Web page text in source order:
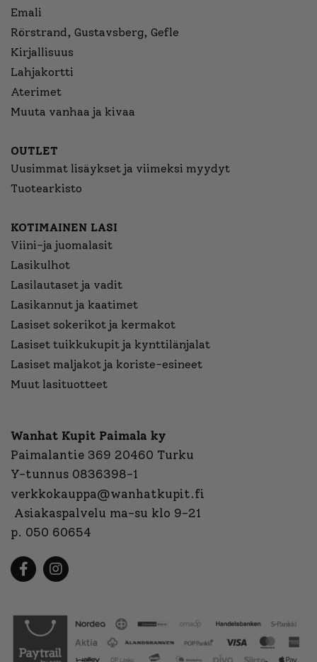
Emali
Rörstrand, Gustavsberg, Gefle
Kirjallisuus
Lahjakortti
Aterimet
Muuta vanhaa ja kivaa
OUTLET
Uusimmat lisäykset ja viimeksi myydyt
Tuotearkisto
KOTIMAINEN LASI
Viini-ja juomalasit
Lasikulhot
Lasilautaset ja vadit
Lasikannut ja kaatimet
Lasiset sokerikot ja kermakot
Lasiset tuikkukupit ja kynttilänjalat
Lasiset maljakot ja koriste-esineet
Muut lasituotteet
Wanhat Kupit Paimala ky
Paimalantie 369 20460 Turku
Y-tunnus 0836398-1
verkkokauppa@wanhatkupit.fi
Asiakaspalvelu ma-su klo 9-21
p. 050 60654